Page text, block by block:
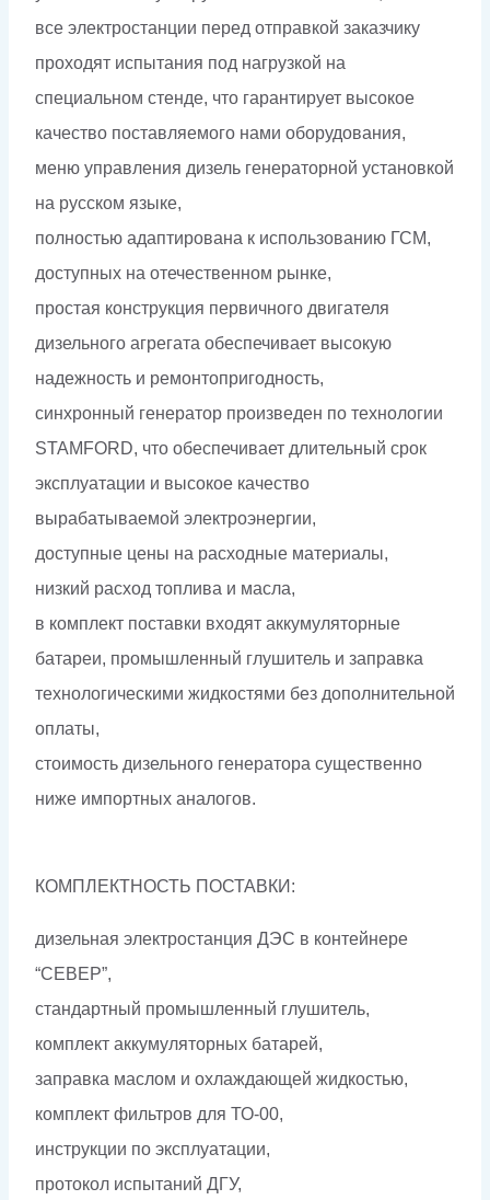
все электростанции перед отправкой заказчику
проходят испытания под нагрузкой на
специальном стенде, что гарантирует высокое
качество поставляемого нами оборудования,
меню управления дизель генераторной установкой
на русском языке,
полностью адаптирована к использованию ГСМ,
доступных на отечественном рынке,
простая конструкция первичного двигателя
дизельного агрегата обеспечивает высокую
надежность и ремонтопригодность,
синхронный генератор произведен по технологии
STAMFORD, что обеспечивает длительный срок
эксплуатации и высокое качество
вырабатываемой электроэнергии,
доступные цены на расходные материалы,
низкий расход топлива и масла,
в комплект поставки входят аккумуляторные
батареи, промышленный глушитель и заправка
технологическими жидкостями без дополнительной
оплаты,
стоимость дизельного генератора существенно
ниже импортных аналогов.
КОМПЛЕКТНОСТЬ ПОСТАВКИ:
дизельная электростанция ДЭС в контейнере
“СЕВЕР”,
стандартный промышленный глушитель,
комплект аккумуляторных батарей,
заправка маслом и охлаждающей жидкостью,
комплект фильтров для ТО-00,
инструкции по эксплуатации,
протокол испытаний ДГУ,